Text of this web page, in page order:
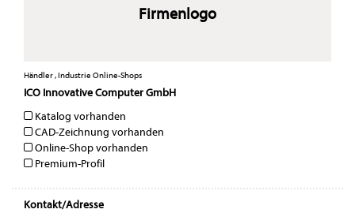
Firmenlogo
Händler , Industrie Online-Shops
ICO Innovative Computer GmbH
Katalog vorhanden
CAD-Zeichnung vorhanden
Online-Shop vorhanden
Premium-Profil
Kontakt/Adresse